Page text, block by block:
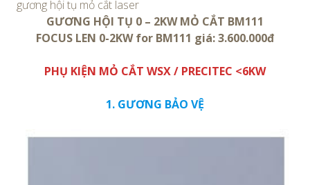
gương hội tụ mỏ cắt laser
GƯƠNG HỘI TỤ 0 – 2KW MỎ CẮT BM111
FOCUS LEN 0-2KW for BM111 giá: 3.600.000đ
PHỤ KIỆN MỎ CẮT WSX / PRECITEC <6KW
1. GƯƠNG BẢO VỆ